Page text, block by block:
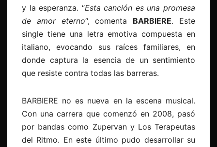
y la esperanza. “Esta canción es una promesa
de amor eterno“, comenta BARBIERE. Este
single tiene una letra emotiva compuesta en
italiano, evocando sus raíces familiares, en
donde captura la esencia de un sentimiento
que resiste contra todas las barreras.
BARBIERE no es nueva en la escena musical.
Con una carrera que comenzó en 2008, pasó
por bandas como Zupervan y Los Terapeutas
del Ritmo. En este último pudo desarrollar su